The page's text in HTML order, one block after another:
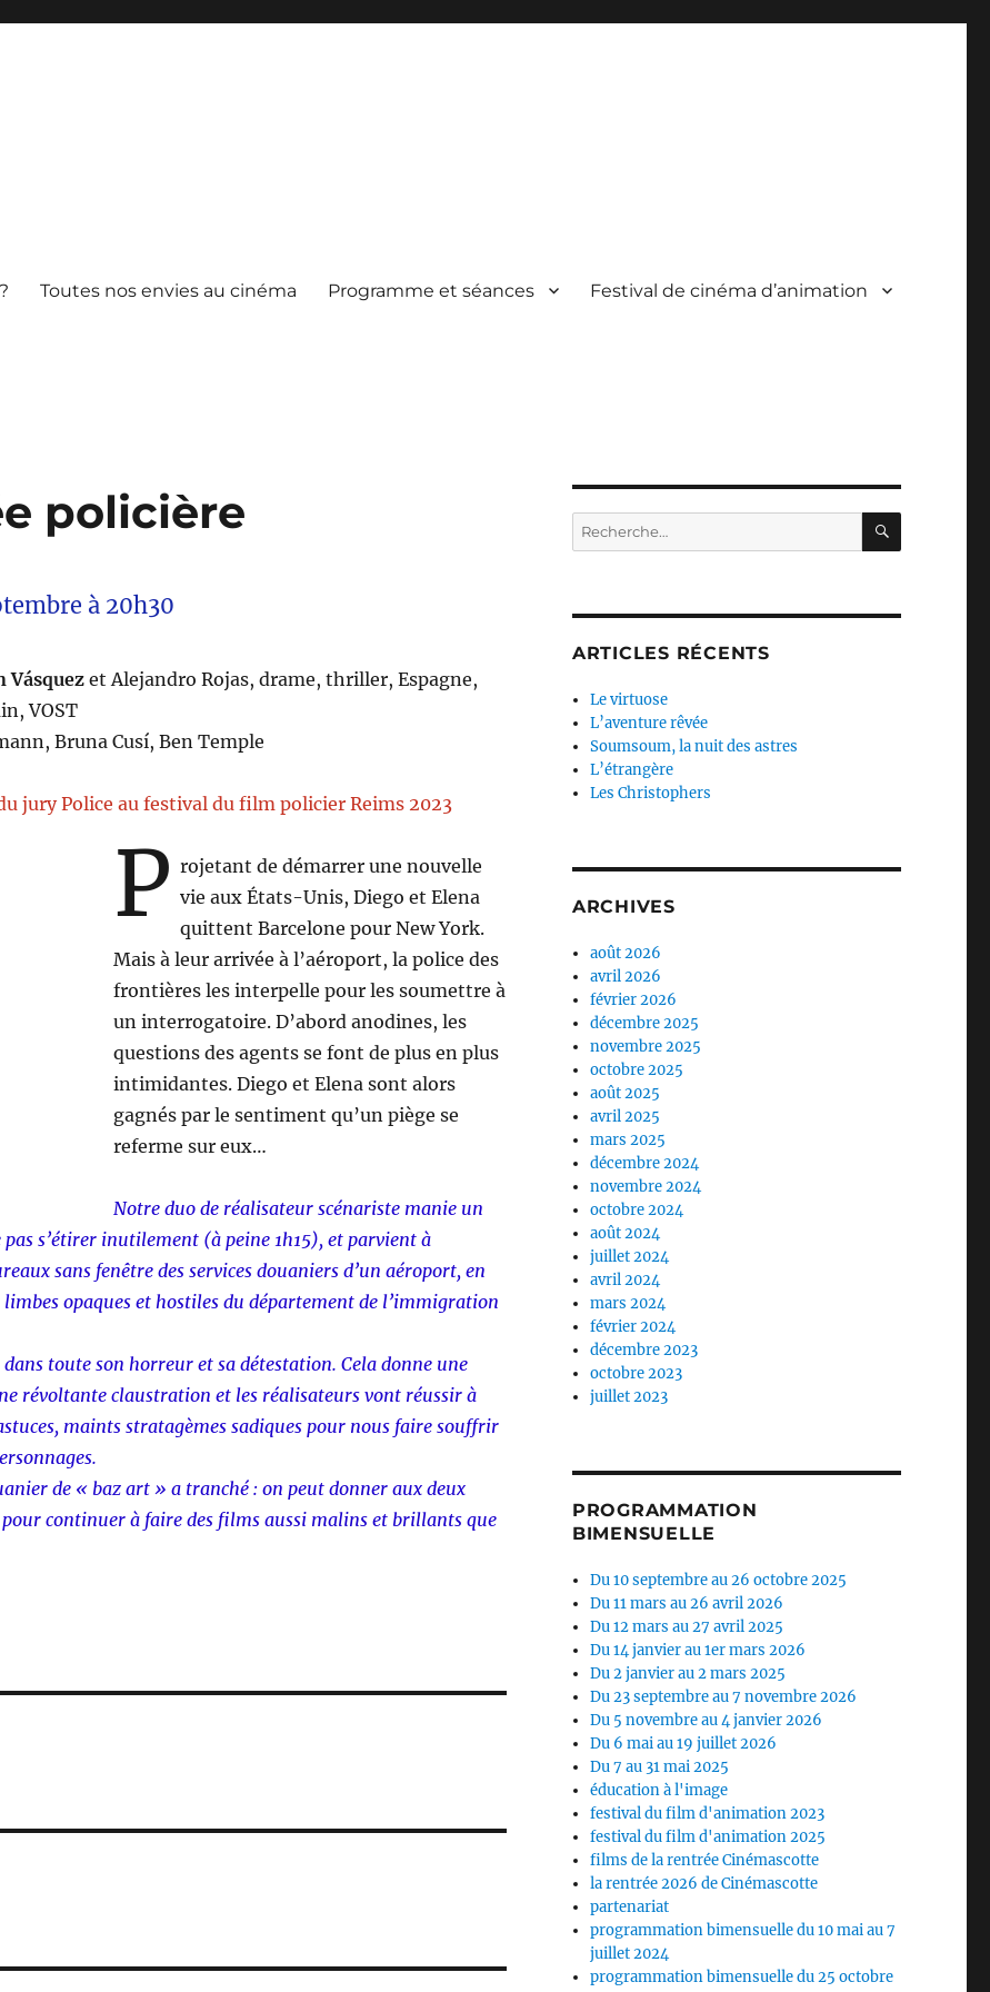
Toutes nos envies au cinéma Programme et séances Festival de cinéma d’animation
policière
à 20h30
Vásquezet Alejandro Rojas, drame, thriller, Espagne,
VOST
Bruna Cusí, Ben Temple
jury Police au festival du film policier Reims 2023
P rojetant de démarrer une nouvelle
vie aux États-Unis, Diego et Elena
quittent Barcelone pour New York.
Mais à leur arrivée à l’aéroport, la police des
frontières les interpelle pour les soumettre à
un interrogatoire. D’abord anodines, les
questions des agents se font de plus en plus
intimidantes. Diego et Elena sont alors
gagnés par le sentiment qu’un piège se
referme sur eux…
Notre duo de réalisateur scénariste manie un
s’étirer inutilement (à peine 1h15), et parvient à
sans fenêtre des services douaniers d’un aéroport, en
opaques et hostiles du département de l’immigration
toute son horreur et sa détestation. Cela donne une
révoltante claustration et les réalisateurs vont réussir à
maints stratagèmes sadiques pour nous faire souffrir
de « baz art » a tranché : on peut donner aux deux
pour continuer à faire des films aussi malins et brillants que
Recherche
pour :
ARTICLES RÉCENTS
Le virtuose
L’aventure rêvée
Soumsoum, la nuit des astres
L’étrangère
Les Christophers
ARCHIVES
août 2026
avril 2026
février 2026
décembre 2025
novembre 2025
octobre 2025
août 2025
avril 2025
mars 2025
décembre 2024
novembre 2024
octobre 2024
août 2024
juillet 2024
avril 2024
mars 2024
février 2024
décembre 2023
octobre 2023
juillet 2023
PROGRAMMATION
BIMENSUELLE
Du 10 septembre au 26 octobre 2025
Du 11 mars au 26 avril 2026
Du 12 mars au 27 avril 2025
Du 14 janvier au 1er mars 2026
Du 2 janvier au 2 mars 2025
Du 23 septembre au 7 novembre 2026
Du 5 novembre au 4 janvier 2026
Du 6 mai au 19 juillet 2026
Du 7 au 31 mai 2025
éducation à l'image
festival du film d'animation 2023
festival du film d'animation 2025
films de la rentrée Cinémascotte
la rentrée 2026 de Cinémascotte
partenariat
programmation bimensuelle du 10 mai au 7
juillet 2024
programmation bimensuelle du 25 octobre